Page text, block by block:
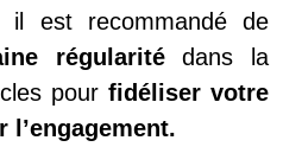
il est recommandé de
régularitédans la
pour fidéliser votre
l’engagement.